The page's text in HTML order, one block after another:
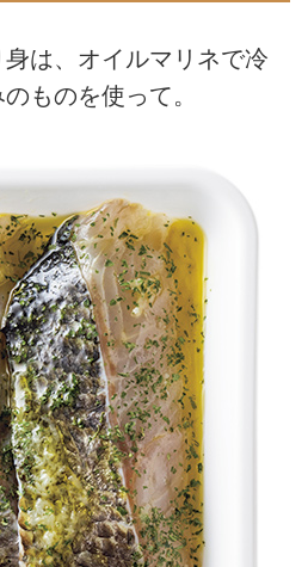
は、オイルマリネで冷
ものを使って。